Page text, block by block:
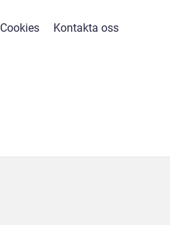
Cookies Kontakta oss